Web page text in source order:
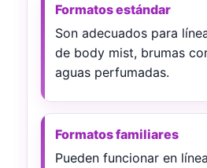
Formatos estándar
Son adecuados para
de body mist, brumas
aguas perfumadas.
Formatos familiares
Pueden funcionar en